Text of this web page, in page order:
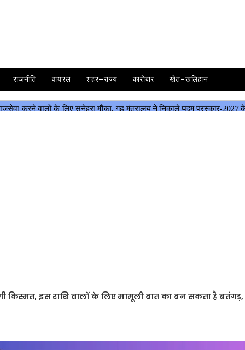
राजनीति वायरल शहर-राज्य कारोबार खेत-खलिहान
किस्मत, इस राशि वालों के लिए मामूली बात का बन सकता है